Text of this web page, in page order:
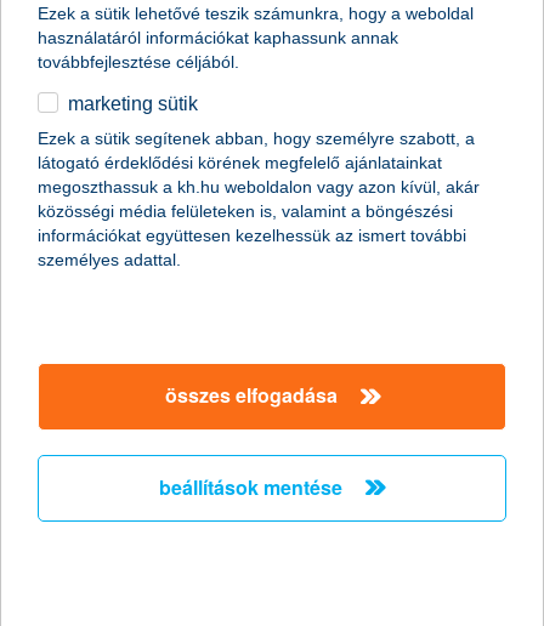
A legjobb kereskedelemfinanszírozási
bank címet kapta a K&H Bank
Magyarországon
A Global Finance magazin ismét a K&H Banknak ítélte a legjobb
kereskedelemfinanszírozási bank címet Magyarországon (Best
Trade Finance Provider in Hungary 2011).
Ezek a sütik lehetővé teszik számunkra, hogy a weboldal
használatáról információkat kaphassunk annak
továbbfejlesztése céljából.
marketing sütik
Ezek a sütik segítenek abban, hogy személyre szabott, a
látogató érdeklődési körének megfelelő ajánlatainkat
megoszthassuk a kh.hu weboldalon vagy azon kívül, akár
közösségi média felületeken is, valamint a böngészési
információkat együttesen kezelhessük az ismert további
személyes adattal.
összes elfogadása
beállítások mentése